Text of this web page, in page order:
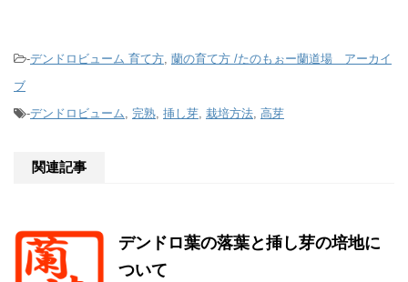
-デンドロビューム 育て方, 蘭の育て方 /たのもぉー蘭道場 アーカイ
ブ
-デンドロビューム, 完熟, 挿し芽, 栽培方法, 高芽
関連記事
デンドロ葉の落葉と挿し芽の培地に
ついて